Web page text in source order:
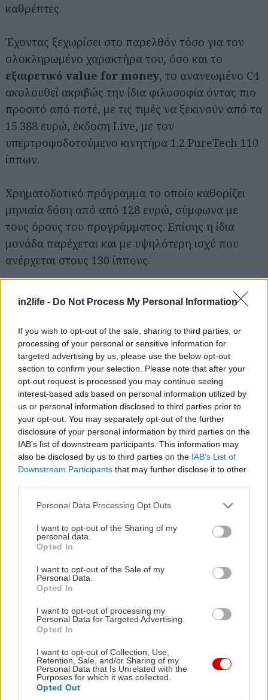
in2life - Do Not Process My Personal Information
If you wish to opt-out of the sale, sharing to third parties, or
processing of your personal or sensitive information for
targeted advertising by us, please use the below opt-out
section to confirm your selection. Please note that after your
opt-out request is processed you may continue seeing
interest-based ads based on personal information utilized by
us or personal information disclosed to third parties prior to
your opt-out. You may separately opt-out of the further
disclosure of your personal information by third parties on the
IAB’s list of downstream participants. This information may
also be disclosed by us to third parties on the IAB’s List of
Downstream Participants that may further disclose it to other
Please note that this website/app uses one or more Google
not limited to your visit or usage behaviour. You may click to
grant or deny consent to Google and its third-party tags to
use your data for below specified purposes in below Google
consent section.
Personal Data Processing Opt Outs
I want to opt-out of the Sharing of my
personal data.
Opted In
I want to opt-out of the Sale of my
Personal Data.
Opted In
I want to opt-out of processing my
Personal Data for Targeted Advertising.
Opted In
I want to opt-out of Collection, Use,
Retention, Sale, and/or Sharing of my
Personal Data that Is Unrelated with the
Purposes for which it was collected.
Opted Out
καθρέπτες.
Έχοντας ξεχωρίσει στο παρελθόν τόσο για τον
ολοκληρωμένο χαρακτήρα του, όσο και το
εξαιρετικό value for money, το ανανεωμένο C4
ακολουθεί ακριβώς την ίδια φιλοσοφία όντας πιο
προσιτό από ποτέ, με τις τιμές να ξεκινούν από τα
15.388 ευρώ, έκδοση Live, με τον
υπερτροφοδοτούμενο κινητήρα 1.2 PureTech 110
ίππων.
Χρηματοδοτικό πρόγραμμα το οποίο καθορίζει
μηνιαία δόση από από 128 ευρώ, σύμφωνα με
τους όρους του προγράμματος. Επίσης η ίδια
μονάδα παρέχεται και με υψηλότερη ισχύ που
ανέρχεται στους 130 ίππους.
Η γαλλική μάρκα έχει δημιουργήσει και τα πιο
αποδοτικά μοτέρ ντίζελ. Η αναβαθμισμένη σειρά
κινητήρων πετρελαίου BlueHDi, με χωρητικότητα
1.600 προσφέρει 100 είτε 120 ίππους και ιδιαίτερα
υψηλά ποσά ροπής.
Οι νέοι κινητήρεςEuro 6 βενζίνης PureTech και
πετρελαίου BlueHDi εξοπλίζουν πλέον όλη τη
σειρά C, καθώς και όλα τα καινούργια μοντέλα.
Ειδικότερα ο βενζινοκινητήρας 1.2 PureTech,
τιμήθηκε με το βραβείο του καλύτερου κινητήρα
για το 2015 και το 2016 (δεύτερη συνεχή χρονιά)
Όσο για τους κινητήρες πετρελαίου BlueHDi,
αξιοποιούν με τον καλύτερο τρόπο πάνω από 100
της Citroen προσφέρουν τεχνολογία αιχμής,
κορυφαίες επιδόσεις και
επίπεδα κατανάλωσης καυσίμου
και εκπομπών
ρύπων.
Αναζήτηση
για...